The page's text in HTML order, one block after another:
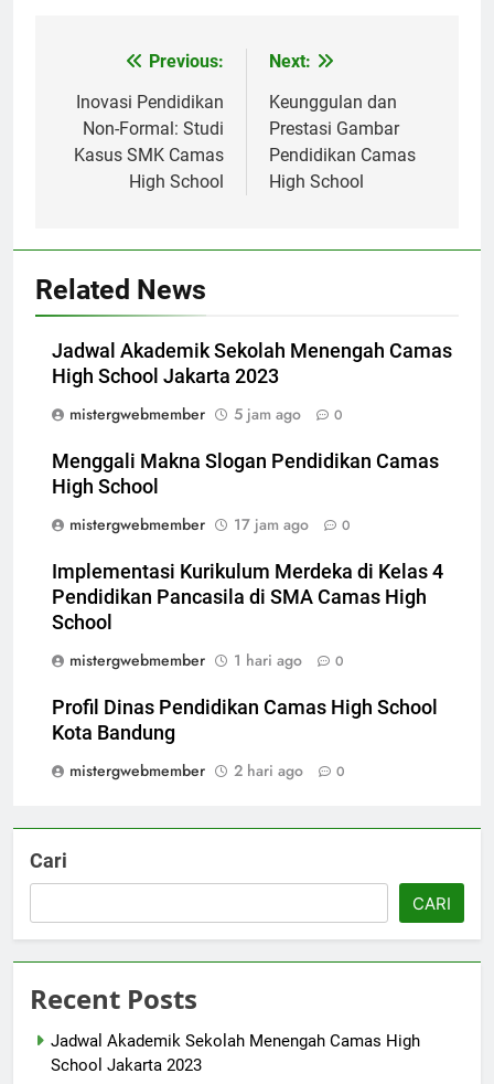
Navigasi
pos
Previous:
Inovasi Pendidikan
Non-Formal: Studi
Kasus SMK Camas
High School
Next:
Keunggulan dan
Prestasi Gambar
Pendidikan Camas
High School
Related News
Jadwal Akademik Sekolah Menengah Camas
High School Jakarta 2023
mistergwebmember
5 jam ago 0
Menggali Makna Slogan Pendidikan Camas
High School
mistergwebmember
17 jam ago 0
Implementasi Kurikulum Merdeka di Kelas 4
Pendidikan Pancasila di SMA Camas High
School
mistergwebmember
1 hari ago 0
Profil Dinas Pendidikan Camas High School
Kota Bandung
mistergwebmember
2 hari ago 0
Cari
CARI
Recent Posts
Jadwal Akademik Sekolah Menengah Camas High
School Jakarta 2023